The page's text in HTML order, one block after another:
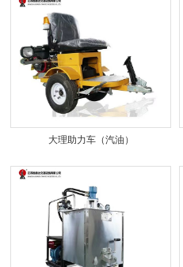
大理助力车（汽油）